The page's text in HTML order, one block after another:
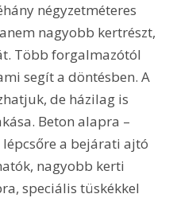
négyzetméteres
nagyobb kertrészt,
Több forgalmazótól
segít a döntésben. A
de házilag is
Beton alapra –
a bejárati ajtó
nagyobb kerti
speciális tüskékkel